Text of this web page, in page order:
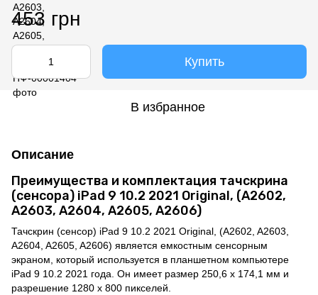
453 грн
Купить
В избранное
Описание
Преимущества и комплектация тачскрина
(сенсора) iPad 9 10.2 2021 Original, (A2602,
A2603, A2604, A2605, A2606)
Тачскрин (сенсор) iPad 9 10.2 2021 Original, (A2602, A2603,
A2604, A2605, A2606) является емкостным сенсорным
экраном, который используется в планшетном компьютере
iPad 9 10.2 2021 года. Он имеет размер 250,6 x 174,1 мм и
разрешение 1280 x 800 пикселей.